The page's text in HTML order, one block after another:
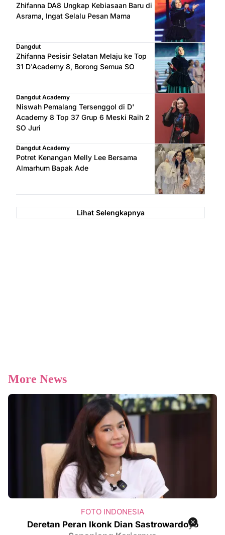
Zhifanna DA8 Ungkap Kebiasaan Baru di
Asrama, Ingat Selalu Pesan Mama
Dangdut
Zhifanna Pesisir Selatan Melaju ke Top
31 D'Academy 8, Borong Semua SO
Dangdut Academy
Niswah Pemalang Tersenggol di D'
Academy 8 Top 37 Grup 6 Meski Raih 2
SO Juri
Dangdut Academy
Potret Kenangan Melly Lee Bersama
Almarhum Bapak Ade
Lihat Selengkapnya
More News
FOTO INDONESIA
Deretan Peran Ikonk Dian Sastrowardoyo